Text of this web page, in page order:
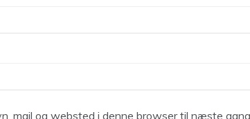
mail og websted i denne browser til næste